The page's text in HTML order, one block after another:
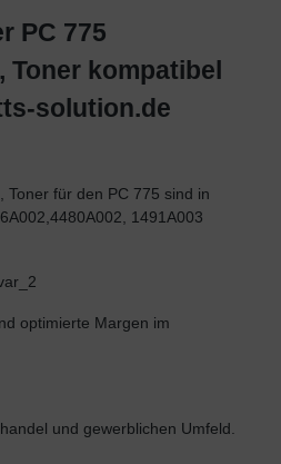
PC 775
Toner kompatibel
solution.de
Toner für den PC 775 sind in
1491A003
optimierte Margen im
und gewerblichen Umfeld.